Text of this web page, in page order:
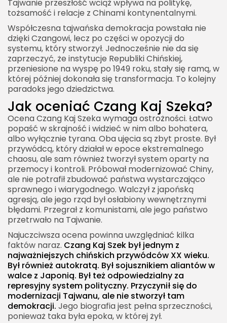
2026 Akademia Internetu Wszelkie prawa
zastrzeżone. Treści umieszczone na stronie
chronione są prawem autorskim.
Tajwanie przeszłość wciąż wpływa na politykę,
tożsamość i relacje z Chinami kontynentalnymi.
Współczesna tajwańska demokracja powstała nie
dzięki Czangowi, lecz po części w opozycji do
systemu, który stworzył. Jednocześnie nie da się
zaprzeczyć, że instytucje Republiki Chińskiej,
przeniesione na wyspę po 1949 roku, stały się ramą, w
której później dokonała się transformacja. To kolejny
paradoks jego dziedzictwa.
Jak oceniać Czang Kaj Szeka?
Ocena Czang Kaj Szeka wymaga ostrożności. Łatwo
popaść w skrajność i widzieć w nim albo bohatera,
albo wyłącznie tyrana. Oba ujęcia są zbyt proste. Był
przywódcą, który działał w epoce ekstremalnego
chaosu, ale sam również tworzył system oparty na
przemocy i kontroli. Próbował modernizować Chiny,
ale nie potrafił zbudować państwa wystarczająco
sprawnego i wiarygodnego. Walczył z japońską
agresją, ale jego rząd był osłabiony wewnętrznymi
błędami. Przegrał z komunistami, ale jego państwo
przetrwało na Tajwanie.
Najuczciwsza ocena powinna uwzględniać kilka
faktów naraz. Czang Kaj Szek był jednym z
najważniejszych chińskich przywódców XX wieku.
Był również autokratą. Był sojusznikiem aliantów w
walce z Japonią. Był też odpowiedzialny za
represyjny system polityczny. Przyczynił się do
modernizacji Tajwanu, ale nie stworzył tam
demokracji. Jego biografia jest pełna sprzeczności,
ponieważ taka była epoka, w której żył.